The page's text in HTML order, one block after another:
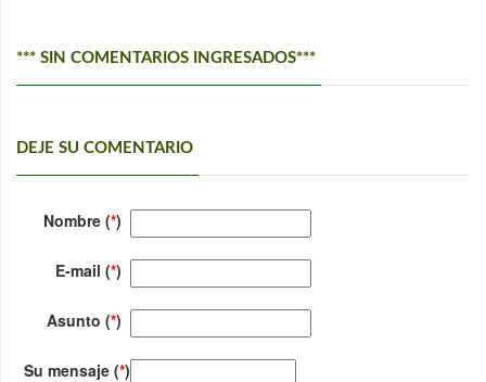
*** SIN COMENTARIOS INGRESADOS***
DEJE SU COMENTARIO
Nombre (*)
E-mail (*)
Asunto (*)
Su mensaje (*)